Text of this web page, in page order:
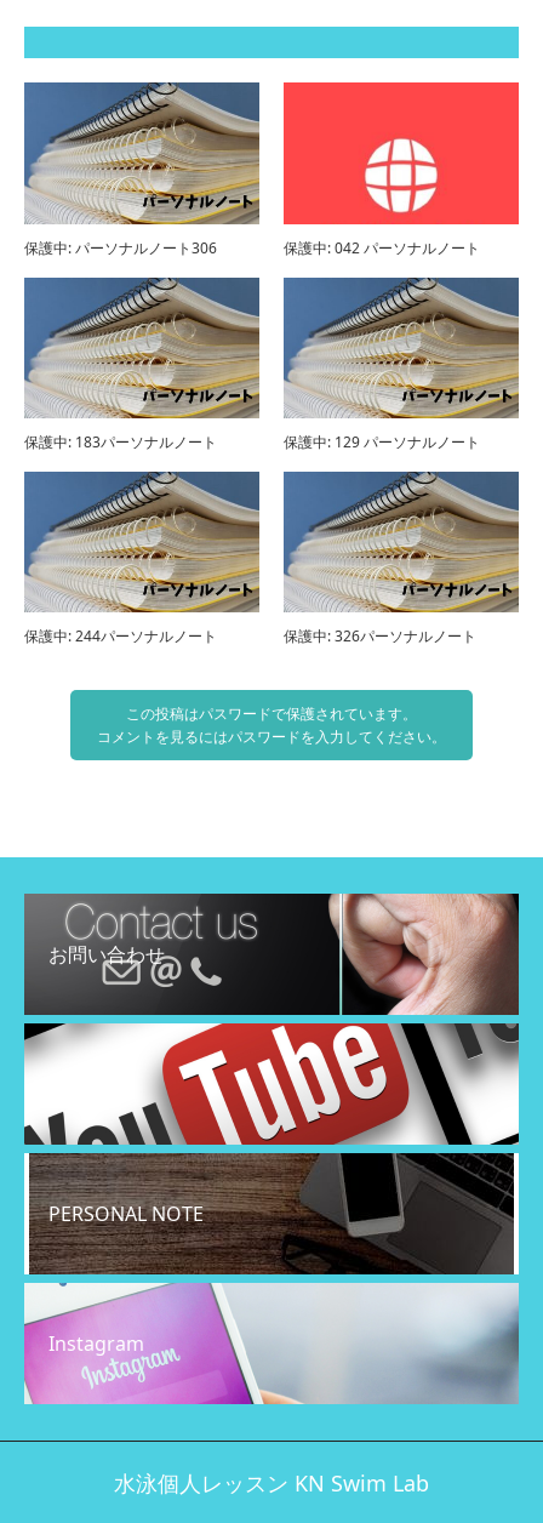
保護中: パーソナルノート306 保護中: 042 パーソナルノート
保護中: 183パーソナルノート 保護中: 129 パーソナルノート
保護中: 244パーソナルノート 保護中: 326パーソナルノート
この投稿はパスワードで保護されています。
コメントを見るにはパスワードを入力してください。
お問い合わせ
PERSONAL NOTE
Instagram
水泳個人レッスン KN Swim Lab